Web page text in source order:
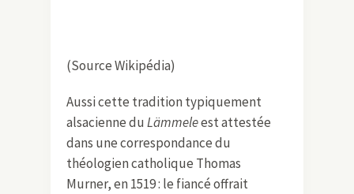
(Source Wikipédia)
Aussi cette tradition typiquement
alsacienne du Lämmeleest attestée
dans une correspondance du
théologien catholique Thomas
Murner, en 1519 : le fiancé offrait